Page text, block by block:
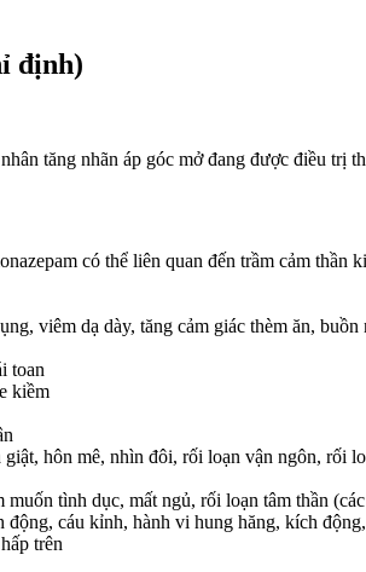
định)
tăng nhãn áp góc mở đang được điều trị
có thể liên quan đến trầm cảm thần
viêm dạ dày, tăng cảm giác thèm ăn, buồn
toan
kiềm
hôn mê, nhìn đôi, rối loạn vận ngôn, rối
tình dục, mất ngủ, rối loạn tâm thần
cáu kỉnh, hành vi hung hăng, kích
trên